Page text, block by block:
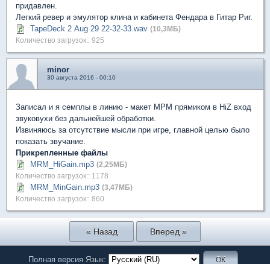
придавлен.
Легкий ревер и эмулятор клина и кабинета Фендара в Гитар Риг.
TapeDeck 2 Aug 29 22-32-33.wav (10,3МБ)
Количество загрузок:: 925
minor
30 августа 2016 - 00:10
Записал и я семплы в линию - макет МРМ прямиком в HiZ вход
звуковухи без дальнейшей обработки.
Извиняюсь за отсутствие мысли при игре, главной целью было
показать звучание.
Прикрепленные файлы
MRM_HiGain.mp3 (2,25МБ)
Количество загрузок:: 1178
MRM_MinGain.mp3 (3,47МБ)
Количество загрузок:: 860
« Назад Вперед »
Полная версия Язык: